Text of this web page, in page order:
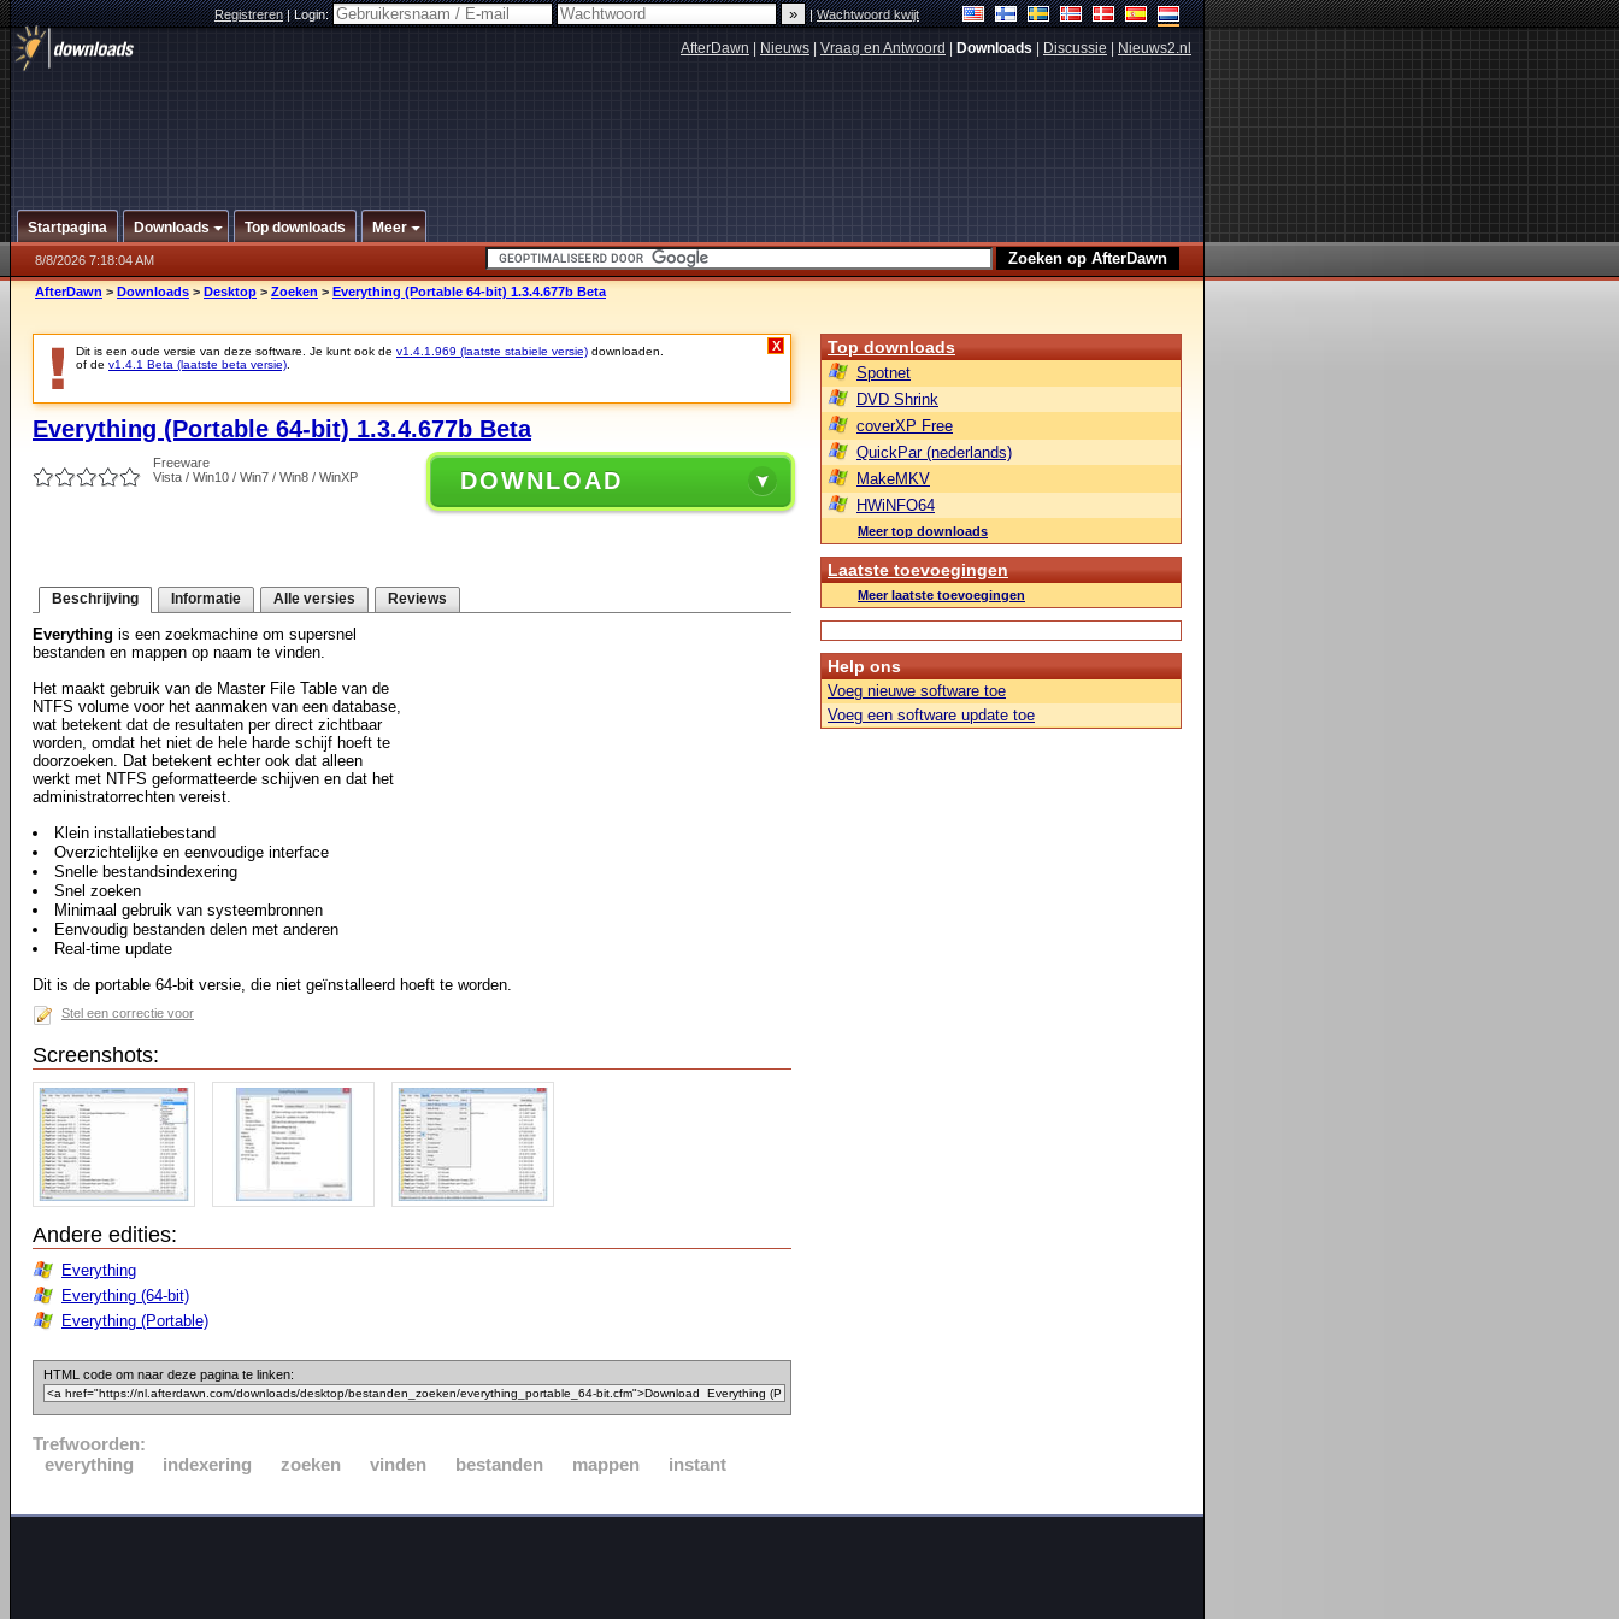
Registreren|Login: |Wachtwoord kwijt
AfterDawn Nieuws Vraag en Antwoord Downloads Discussie Nieuws2.nl
Startpagina Downloads Top downloads Meer
8/8/2026 7:18:04 AM
AfterDawn > Downloads > Desktop > Zoeken > Everything (Portable 64-bit) 1.3.4.677b Beta
Dit is een oude versie van deze software. Je kunt ook de v1.4.1.969 (laatste stabiele versie) downloaden.
of de v1.4.1 Beta (laatste beta versie)
X
Everything (Portable 64-bit) 1.3.4.677b Beta
Freeware
Vista / Win10 / Win7 / Win8 / WinXP
DOWNLOAD
Beschrijving Informatie Alle versies Reviews
Everything is een zoekmachine om supersnel
bestanden en mappen op naam te vinden.
Het maakt gebruik van de Master File Table van de
NTFS volume voor het aanmaken van een database,
wat betekent dat de resultaten per direct zichtbaar
worden, omdat het niet de hele harde schijf hoeft te
doorzoeken. Dat betekent echter ook dat alleen
werkt met NTFS geformatteerde schijven en dat het
administratorrechten vereist.
Klein installatiebestand
Overzichtelijke en eenvoudige interface
Snelle bestandsindexering
Snel zoeken
Minimaal gebruik van systeembronnen
Eenvoudig bestanden delen met anderen
Real-time update
Dit is de portable 64-bit versie, die niet geïnstalleerd hoeft te worden.
Stel een correctie voor
Screenshots:
Andere edities:
Everything
Everything (64-bit)
Everything (Portable)
HTML code om naar deze pagina te linken:
Trefwoorden:
everything
indexering zoeken vinden bestanden mappen instant
Top downloads
Spotnet
DVD Shrink
coverXP Free
QuickPar (nederlands)
MakeMKV
HWiNFO64
Meer top downloads
Laatste toevoegingen
Meer laatste toevoegingen
Help ons
Voeg nieuwe software toe
Voeg een software update toe